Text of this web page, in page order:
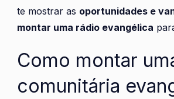
te mostrar as oportunidades e
montar uma rádio evangélica
Como montar
comunitária